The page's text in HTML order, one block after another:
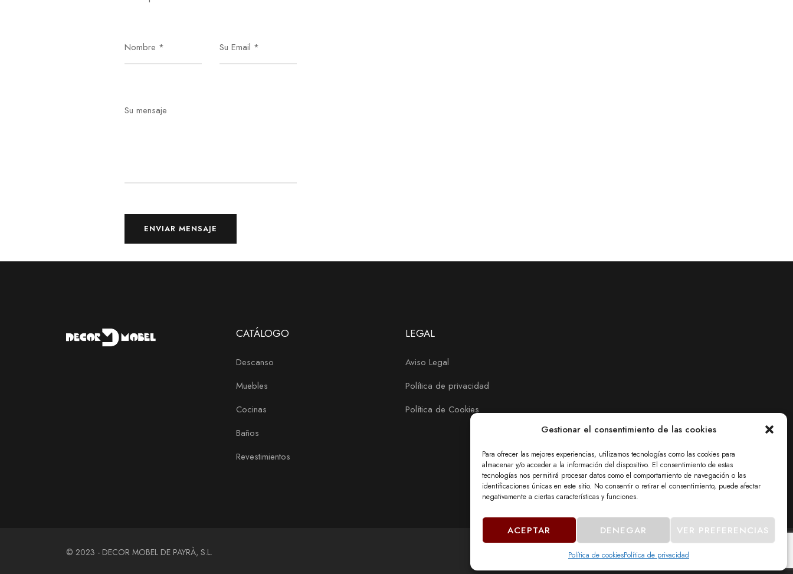
Gestionar el consentimiento de las cookies
Para ofrecer las mejores experiencias, utilizamos tecnologías como las cookies para
almacenar y/o acceder a la información del dispositivo. El consentimiento de estas
tecnologías nos permitirá procesar datos como el comportamiento de navegación o las
identificaciones únicas en este sitio. No consentir o retirar el consentimiento, puede afectar
negativamente a ciertas características y funciones.
ACEPTAR DENEGAR VER PREFERENCIAS
Política de cookiesPolítica de privacidad
CATÁLOGO
Descanso
Muebles
Cocinas
Baños
Revestimientos
LEGAL
Aviso Legal
Política de privacidad
Política de Cookies
© 2023 - DECOR MOBEL DE PAYRÀ, S.L.